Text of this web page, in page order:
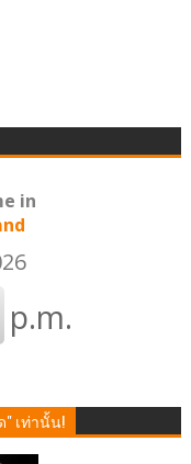
in
" เท่านั้น!